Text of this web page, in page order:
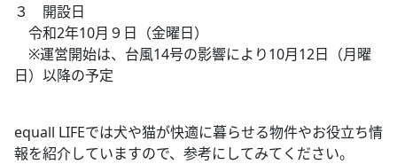
３ 開設日
令和2年10月９日（金曜日）
※運営開始は、台風14号の影響により10月12日（月曜
日）以降の予定
equall LIFEでは犬や猫が快適に暮らせる物件やお役立ち情
報を紹介していますので、参考にしてみてください。